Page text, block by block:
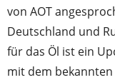
von AOT
Deutschland und
für das Öl ist ein
mit dem